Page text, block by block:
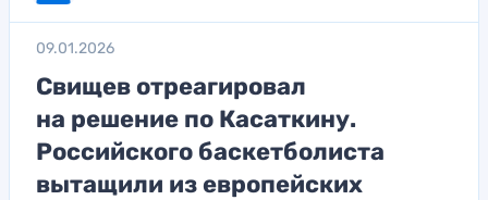
09.01.2026
Свищев отреагировал
на решение по Касаткину.
Российского баскетболиста
вытащили из европейских